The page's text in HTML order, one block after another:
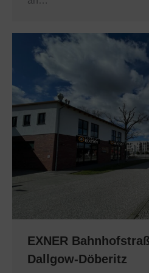
EXNER
Dallgow-Döberitz